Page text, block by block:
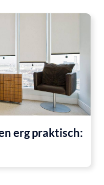
erg praktisch: